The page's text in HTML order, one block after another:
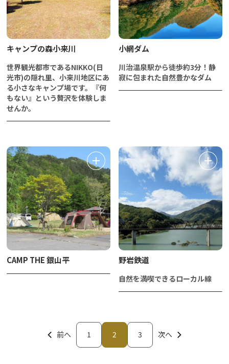
キャンプの森小来川
世界観光都市であるNIKKO(日
光市)の隠れ里、小来川地区にあ
る小さなキャンプ場です。『何
もない』という贅沢を体験しま
せんか。
小網ダム
川治温泉駅から徒歩約3分！静
寂に包まれた自然豊かなダム
CAMP THE 銀山平 野岩鉄道
自然を満喫できるローカル線
前へ 1 2 3 次へ